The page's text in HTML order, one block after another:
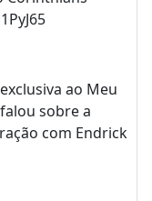
ao Meu
sobre a
com Endrick